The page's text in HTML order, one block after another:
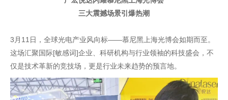
三大震撼场景引爆热潮
3月11日，全球光电产业风向标——慕尼黑上海光博会如期而至。
这场汇聚国际[敏感词]企业、科研机构与行业领袖的科技盛会，不
仅是技术革新的竞技场，更是行业未来趋势的预言地。